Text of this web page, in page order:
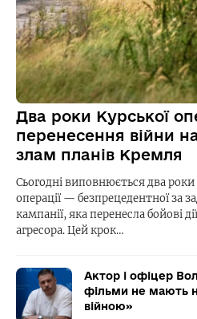
Два роки Курської
перенесення війни
злам планів Кремля
Сьогодні виповнюється два роки
операції — безпрецедентної за
кампанії, яка перенесла бойові
агресора. Цей крок…
Актор і офіцер
фільми не мають
війною»